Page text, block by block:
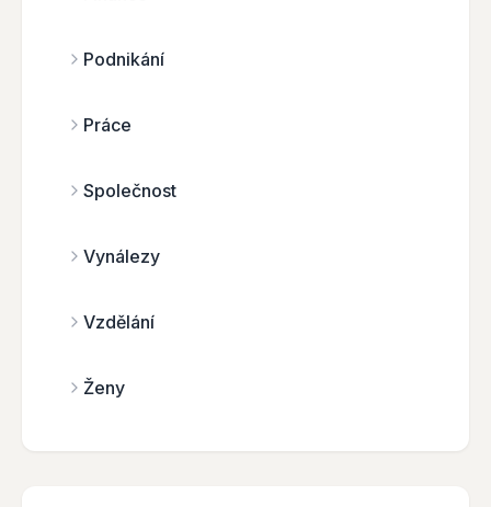
Podnikání
Práce
Společnost
Vynálezy
Vzdělání
Ženy